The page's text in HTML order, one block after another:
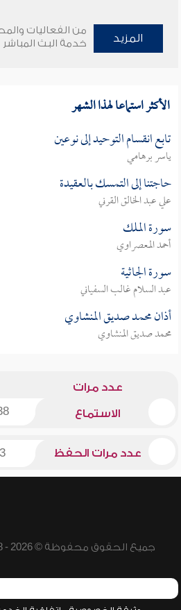
المزيد
من الفعاليات
خدمة البث المباشر
الأكثر استماعا لهذا الشهر
تابع انقسام التوحيد إلى نوعين
ياسر برهامي
حاجتنا إلى التمسك بالعقيدة
علي عبد الخالق القرني
سورة الملك
أحمد المعصراوي
سورة الجاثية
عبد السلام غالب السفياني
أذان محمد صديق المنشاوي
محمد صديق المنشاوي
عدد مرات
الاستماع
عدد مرات الحفظ
جميع الحقوق محفوظة © 2026 - 1998 لشبكة إسلام ويب